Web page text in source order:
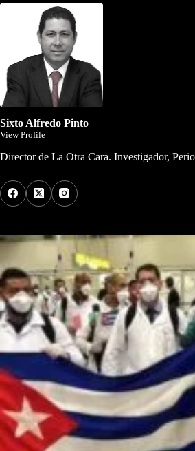
Sixto Alfredo Pinto
View Profile
Director de La Otra Cara. Investigador,